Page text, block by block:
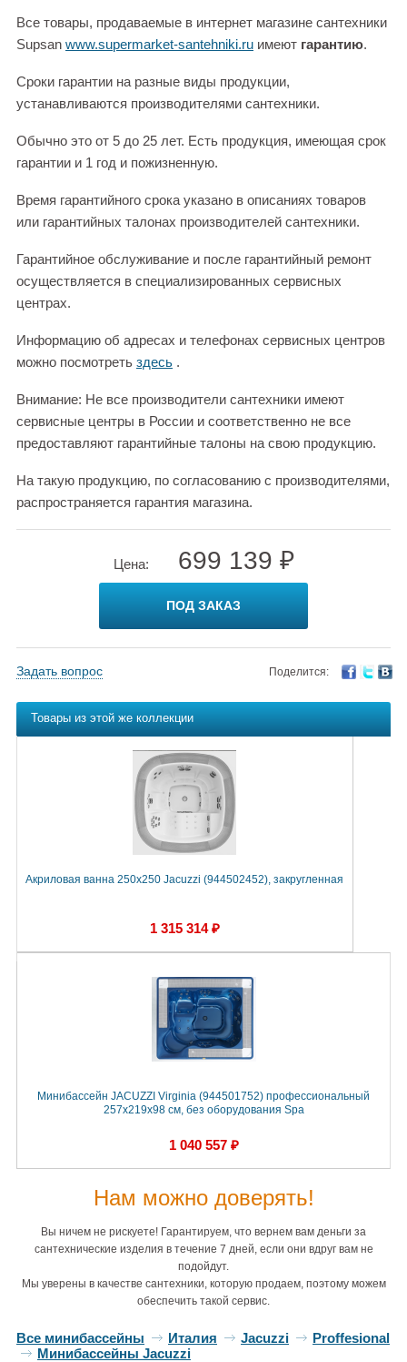
Все товары, продаваемые в интернет магазине сантехники
Supsan www.supermarket-santehniki.ru имеют гарантию.
Сроки гарантии на разные виды продукции,
устанавливаются производителями сантехники.
Обычно это от 5 до 25 лет. Есть продукция, имеющая срок
гарантии и 1 год и пожизненную.
Время гарантийного срока указано в описаниях товаров
или гарантийных талонах производителей сантехники.
Гарантийное обслуживание и после гарантийный ремонт
осуществляется в специализированных сервисных
центрах.
Информацию об адресах и телефонах сервисных центров
можно посмотреть здесь .
Внимание: Не все производители сантехники имеют
сервисные центры в России и соответственно не все
предоставляют гарантийные талоны на свою продукцию.
На такую продукцию, по согласованию с производителями,
распространяется гарантия магазина.
Цена: 699 139 ₽
ПОД ЗАКАЗ
Задать вопрос Поделится:
Товары из этой же коллекции
Акриловая ванна 250x250 Jacuzzi (944502452), закругленная
1 315 314 ₽
Минибассейн JACUZZI Virginia (944501752) профессиональный
257х219х98 см, без оборудования Spa
1 040 557 ₽
Нам можно доверять!
Вы ничем не рискуете! Гарантируем, что вернем вам деньги за
сантехнические изделия в течение 7 дней, если они вдруг вам не
подойдут.
Мы уверены в качестве сантехники, которую продаем, поэтому можем
обеспечить такой сервис.
Все минибассейны Италия Jacuzzi
Proffesional
Минибассейны Jacuzzi